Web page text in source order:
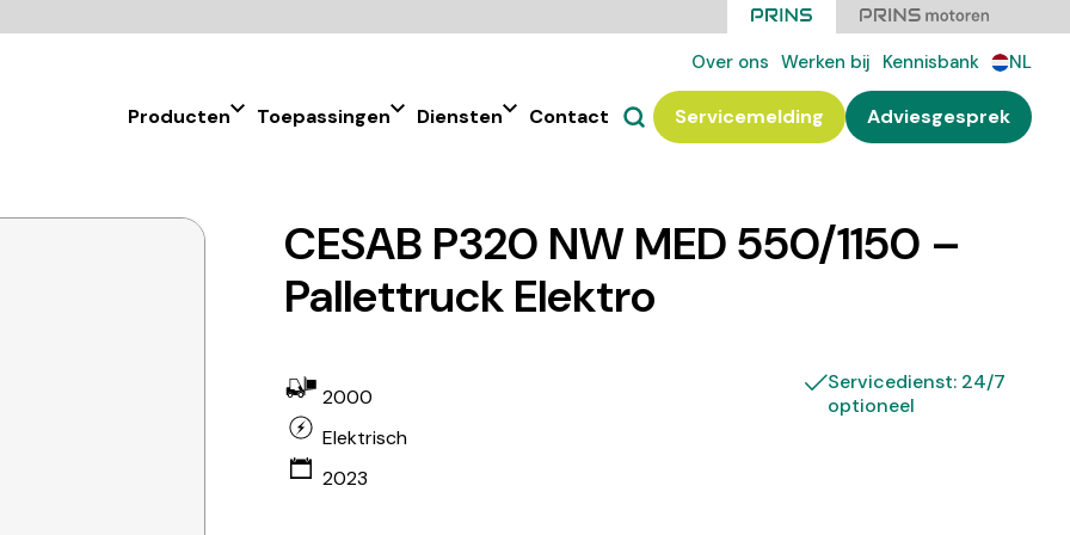
Over ons Werken bij Kennisbank NL
Producten Toepassingen Diensten Contact Servicemelding Adviesgesprek
CESAB P320 NW MED 550/1150 –
Pallettruck Elektro
2000
Elektrisch
2023
Servicedienst: 24/7
optioneel